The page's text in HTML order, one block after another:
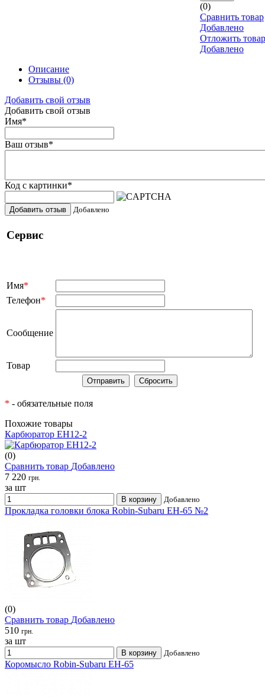
(0)
Сравнить товар
Добавлено
Отложить товар
Добавлено
Описание
Отзывы (0)
Добавить свой отзыв
Добавить свой отзыв
Имя*
Ваш отзыв*
Код с картинки*
Добавить отзыв Добавлено
Сервис
Имя*
Телефон*
Сообщение
Товар
* - обязательные поля
Похожие товары
Карбюратор ЕН12-2
(0)
Сравнить товар Добавлено
7 220 грн.
за шт
В корзину Добавлено
Прокладка головки блока Robin-Subaru EH-65 №2
(0)
Сравнить товар Добавлено
510 грн.
за шт
В корзину Добавлено
Коромысло Robin-Subaru EH-65